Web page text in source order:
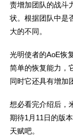
责增加团队的战斗
状。根据团队中是
大的不同。
光明使者的AoE恢
简单的恢复能力，
同时它还具有增加
想必看完介绍后，
期待1月11日的版
天赋吧。